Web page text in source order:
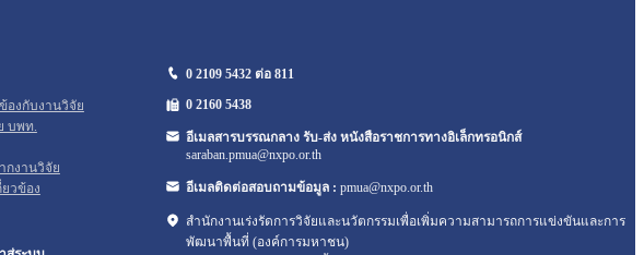
องกับงานวิจัย
บพท.
กงานวิจัย
วข้อง
0 2109 5432 ต่อ 811
0 2160 5438
อีเมลสารบรรณกลาง รับ-ส่ง หนังสือราชการทางอิเล็กทรอนิกส์
saraban.pmua@nxpo.or.th
อีเมลติดต่อสอบถามข้อมูล : pmua@nxpo.or.th
สำนักงานเร่งรัดการวิจัยและนวัตกรรมเพื่อเพิ่มความสามารถการแข่งขันและการ
พัฒนาพื้นที่ (องค์การมหาชน)